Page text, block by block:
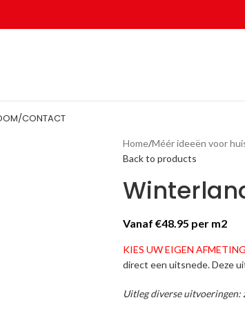
CONTACT
Home Méér ideeën voor
Back to products
Vanaf €48.95 per m2
KIES UW EIGEN
direct een uitsnede. Deze
Uitleg diverse uitvoeringen: